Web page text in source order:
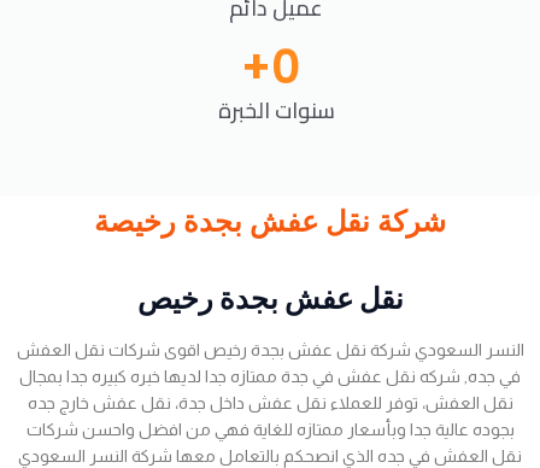
عميل دائم
+0
سنوات الخبرة
شركة نقل عفش بجدة رخيصة
نقل عفش بجدة رخيص
النسر السعودي شركة نقل عفش بجدة رخيص اقوى شركات نقل العفش
في جده, شركه نقل عفش في جدة ممتازه جدا لديها خبره كبيره جدا بمجال
نقل العفش، توفر للعملاء نقل عفش داخل جدة، نقل عفش خارج جده
بجوده عالية جدا وبأسعار ممتازه للغاية فهي من افضل واحسن شركات
نقل العفش في جده الذي انصحكم بالتعامل معها شركة النسر السعودي